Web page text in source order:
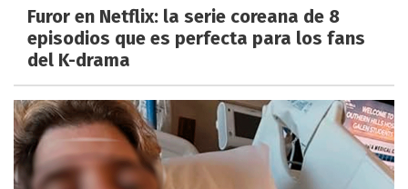
Furor en Netflix: la serie coreana de 8
episodios que es perfecta para los fans
del K-drama